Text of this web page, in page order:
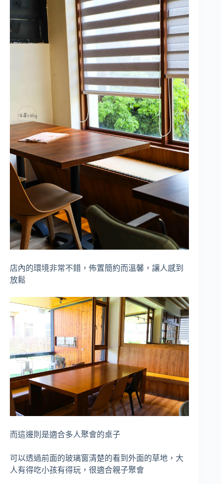
店內的環境非常不錯，佈置簡約而溫馨，讓人感到
放鬆
而這邊則是適合多人聚會的桌子
可以透過前面的玻璃窗清楚的看到外面的草地，大
人有得吃小孩有得玩，很適合親子聚會